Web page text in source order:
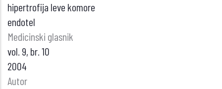
BOLESNIKA
GRAVES-
hipertrofija leve komore
endotel
Medicinski glasnik
vol. 9, br. 10
2004
Autor